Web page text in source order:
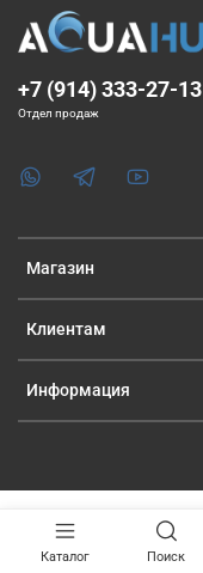
Магазин
Клиентам
Информация
+7 (914) 333-27-13
Отдел продаж
Каталог Поиск